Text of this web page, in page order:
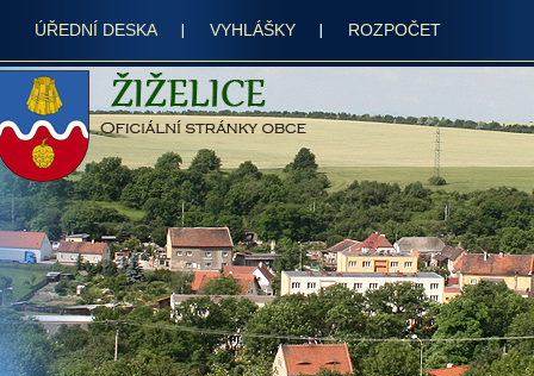
ÚŘEDNÍ DESKA VYHLÁŠKY ROZPOČET